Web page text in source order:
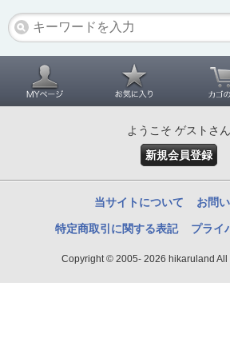
ようこそ ゲストさん
新規会員登録
当サイトについて お問
特定商取引に関する表記 プライ
Copyright © 2005- 2026 hikaruland All